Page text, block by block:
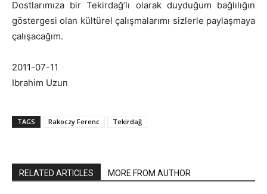
Dostlarımıza bir Tekirdağ’lı olarak duyduğum bağlılığın
göstergesi olan kültürel çalışmalarımı sizlerle paylaşmaya
çalışacağım.
2011-07-11
Ibrahim Uzun
TAGS Rakoczy Ferenc Tekirdağ
RELATED ARTICLES MORE FROM AUTHOR